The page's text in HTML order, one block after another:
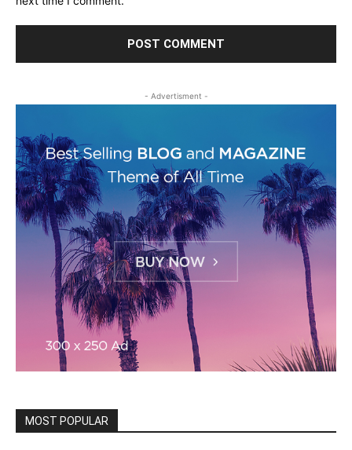
- Advertisment -
MOST POPULAR